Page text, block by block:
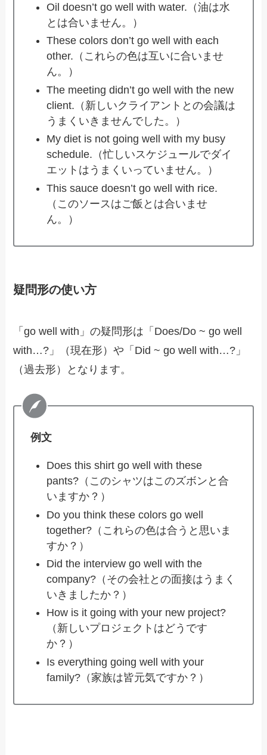
Oil doesn’t go well with water.（油は水
とは合いません。）
These colors don’t go well with each
other.（これらの色は互いに合いませ
ん。）
The meeting didn’t go well with the new
client.（新しいクライアントとの会議は
うまくいきませんでした。）
My diet is not going well with my busy
schedule.（忙しいスケジュールでダイ
エットはうまくいっていません。）
This sauce doesn’t go well with rice.
（このソースはご飯とは合いませ
ん。）
疑問形の使い方
「go well with」の疑問形は「Does/Do ~ go well
with…?」（現在形）や「Did ~ go well with…?」
（過去形）となります。
例文
Does this shirt go well with these
pants?（このシャツはこのズボンと合
いますか？）
Do you think these colors go well
together?（これらの色は合うと思いま
すか？）
Did the interview go well with the
company?（その会社との面接はうまく
いきましたか？）
How is it going with your new project?
（新しいプロジェクトはどうです
か？）
Is everything going well with your
family?（家族は皆元気ですか？）